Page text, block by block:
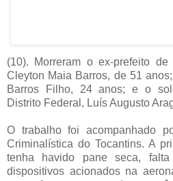
(10). Morreram o ex-prefeito
Cleyton Maia Barros, de 51
Barros Filho, 24 anos; e o
Distrito Federal, Luís Augusto
O trabalho foi acompanhado
Criminalística do Tocantins. A
tenha havido pane seca,
dispositivos acionados na